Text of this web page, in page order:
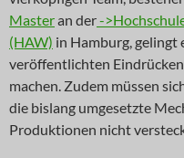
Masteran der-
(HAW) in Hamburg, gelingt
veröffentlichten
machen. Zudem müssen
die bislang umgesetzte
Produktionen nicht